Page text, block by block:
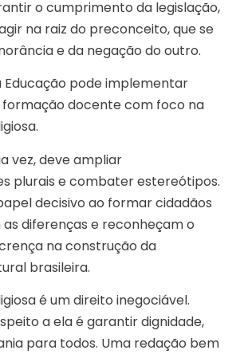
o cumprimento da legislação,
na raiz do preconceito, que se
e da negação do outro.
Educação pode implementar
docente com foco na
vez, deve ampliar
plurais e combater estereótipos.
decisivo ao formar cidadãos
diferenças e reconheçam o
na construção da
brasileira.
é um direito inegociável.
a ela é garantir dignidade,
para todos. Uma redação bem